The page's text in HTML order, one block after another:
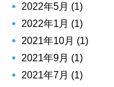
2022年5月 (1)
2022年1月 (1)
2021年10月 (1)
2021年9月 (1)
2021年7月 (1)